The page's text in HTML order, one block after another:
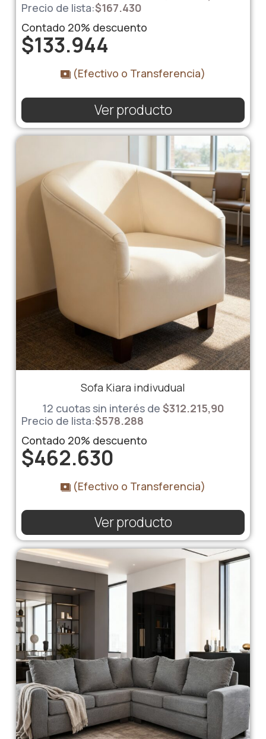
Precio de lista:$167.430
Contado 20% descuento
$133.944
(Efectivo o Transferencia)
Ver producto
Sofa Kiara indivudual
12 cuotas sin interés de $312.215,90
Precio de lista:$578.288
Contado 20% descuento
$462.630
(Efectivo o Transferencia)
Ver producto